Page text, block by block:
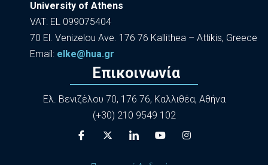
University of Athens
VAT: EL 099075404
70 El. Venizelou Ave. 176 76 Kallithea – Attikis, Greece
Εmail: elke@hua.gr
Επικοινωνία
Ελ. Βενιζέλου 70, 176 76, Καλλιθέα, Αθήνα
(+30) 210 9549 102